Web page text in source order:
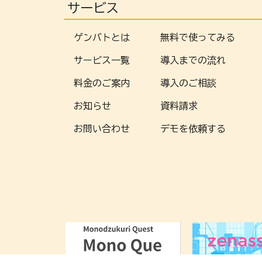
サービス
ゲンバトとは
サービス一覧
料金のご案内
お知らせ
お問い合わせ
無料で使ってみる
導入までの流れ
導入のご相談
資料請求
デモを依頼する